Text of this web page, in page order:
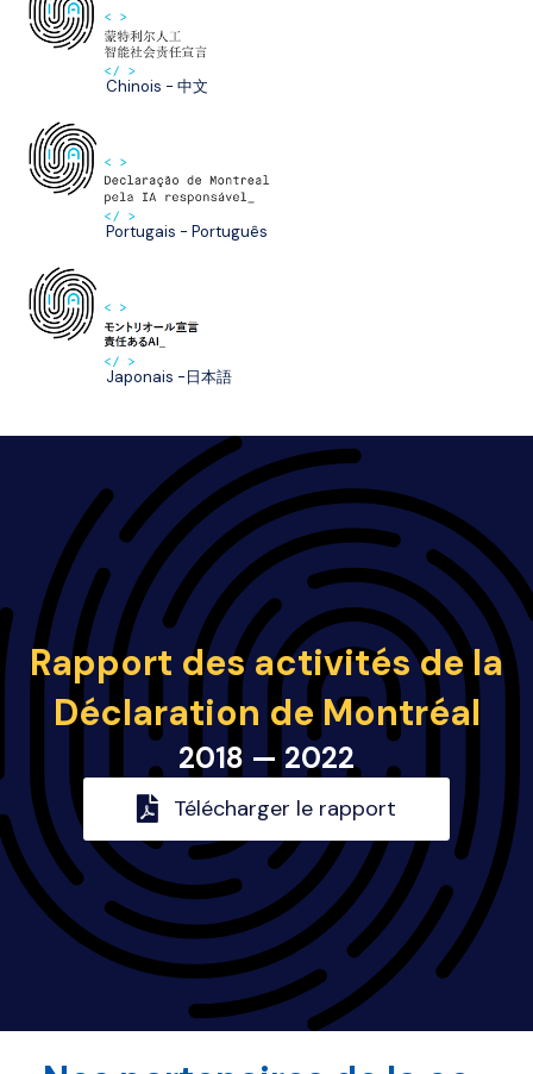
Chinois - 中文
Portugais - Português
Japonais -日本語
Rapport des activités de la
Déclaration de Montréal
2018 — 2022
Télécharger le rapport